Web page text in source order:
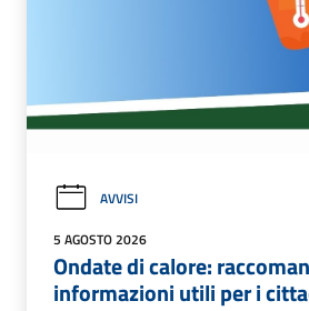
AVVISI
5 AGOSTO 2026
Ondate di calore:
informazioni utili per i